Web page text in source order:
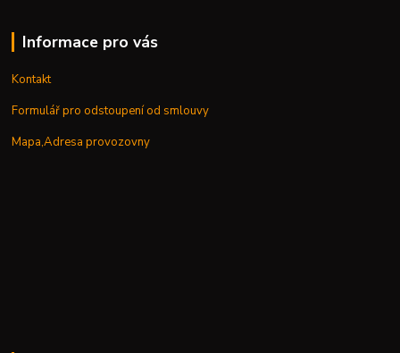
Informace pro vás
Kontakt
Formulář pro odstoupení od smlouvy
Mapa,Adresa provozovny